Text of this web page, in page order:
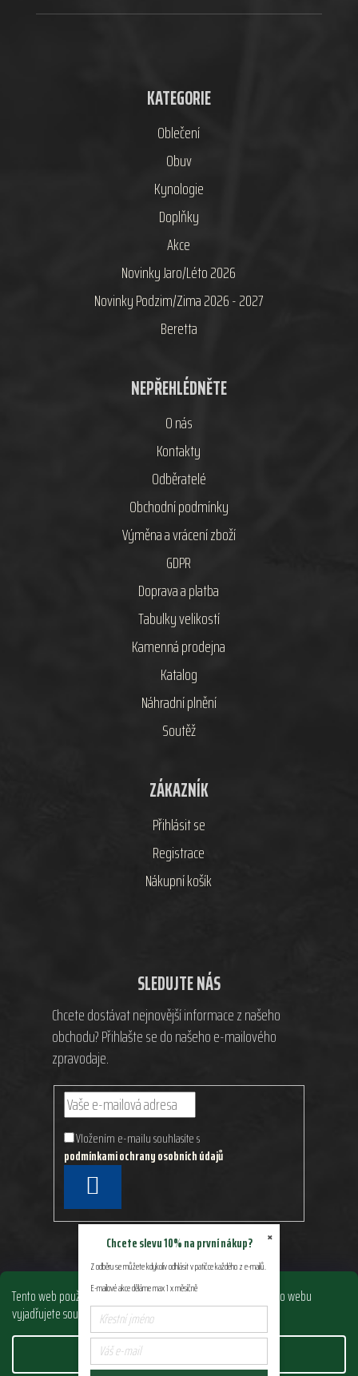
Tento web používá soubory cookie. Dalším procházením tohoto webu
vyjadřujete souhlas s jejich používáním.. Více informacízde.
KATEGORIE
Oblečení
Obuv
Kynologie
Doplňky
Akce
Novinky Jaro/Léto 2026
Novinky Podzim/Zima 2026 - 2027
Beretta
NEPŘEHLÉDNĚTE
O nás
Kontakty
Odběratelé
Obchodní podmínky
Výměna a vrácení zboží
GDPR
Doprava a platba
Tabulky velikostí
Kamenná prodejna
Katalog
Náhradní plnění
Soutěž
ZÁKAZNÍK
Přihlásit se
Registrace
Nákupní košík
SLEDUJTE NÁS
Chcete dostávat nejnovější informace z našeho
obchodu? Přihlašte se do našeho e-mailového
zpravodaje.
Vložením e-mailu souhlasíte s
podmínkami ochrany osobních údajů
SE
Vytvořil Shoptet&PekneWeby
×
Chcete slevu 10% na první nákup?
Z odběru se můžete kdykoliv odhlásit v patičce každého z e-mailů.
E-mailové akce děláme max 1 x měsíčně